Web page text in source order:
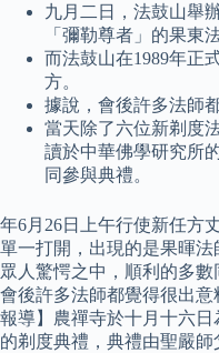
九月二日，法鼓山舉
「彌勒尊者」的果東
而法鼓山在1989年正
方。
據說，會後許多法師
當天除了六位新剃度
讀於中華佛學研究所
同參與典禮。
年6月26日上午行使新任方
單一打開，出現的是果暉
眾人驚愕之中，順利的多數
會後許多法師都覺得很出
報導】農禪寺於十月十六
的剃度典禮，典禮由聖嚴